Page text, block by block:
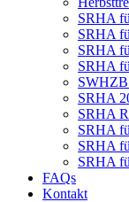
SRHA
SRHA
SRHA
SRHA
SWHZB
SRHA
SRHA
SRHA
SRHA
SRHA
FAQs
Kontakt